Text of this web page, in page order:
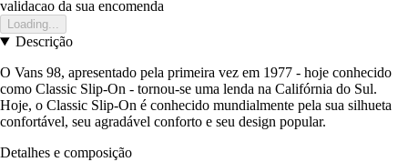
validacao da sua encomenda
Loading...
Descrição
O Vans 98, apresentado pela primeira vez em 1977 - hoje conhecido
como Classic Slip-On - tornou-se uma lenda na Califórnia do Sul.
Hoje, o Classic Slip-On é conhecido mundialmente pela sua silhueta
confortável, seu agradável conforto e seu design popular.
Detalhes e composição